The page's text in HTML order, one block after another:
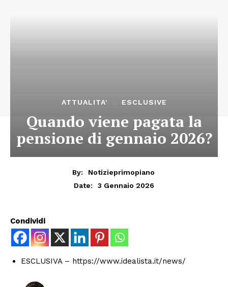
ATTUALITA' ESCLUSIVE
Quando viene pagata la
pensione di gennaio 2026?
By:
Notizieprimopiano
Date:
3 Gennaio 2026
Condividi
ESCLUSIVA – https://www.idealista.it/news/